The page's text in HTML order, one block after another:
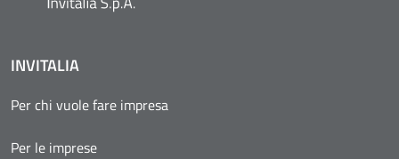
INVITALIA
Per chi vuole fare impresa
Per le imprese